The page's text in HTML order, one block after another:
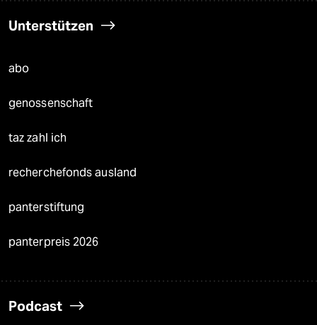
Unterstützen
abo
genossenschaft
taz zahl ich
recherchefonds ausland
panterstiftung
panterpreis 2026
Podcast